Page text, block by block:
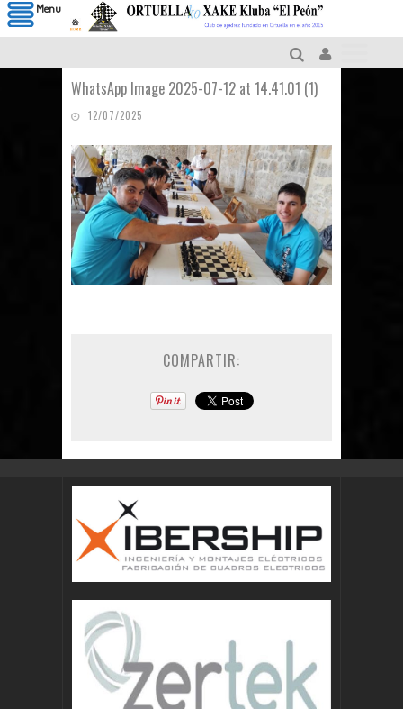
WhatsApp Image 2025-07-12 at 14.41.01 (1)
12/07/2025
COMPARTIR:
Menu